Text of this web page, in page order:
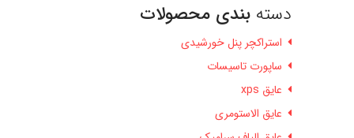
دسته بندی محصولات
استراکچر پنل خورشیدی
ساپورت تاسیسات
عایق xps
عایق الاستومری